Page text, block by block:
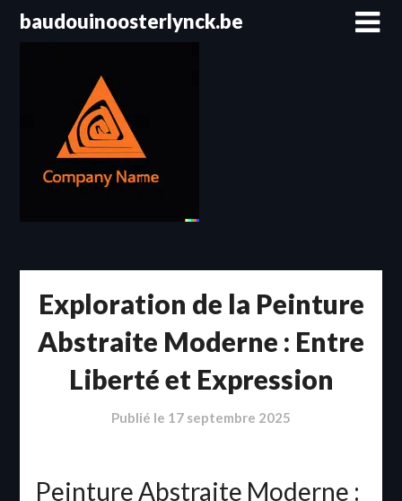
Passerbaudouinoosterlynck.be
Exploration de la Peinture
Abstraite Moderne : Entre
Liberté et Expression
Publié le 17 septembre 2025
Peinture Abstraite Moderne :